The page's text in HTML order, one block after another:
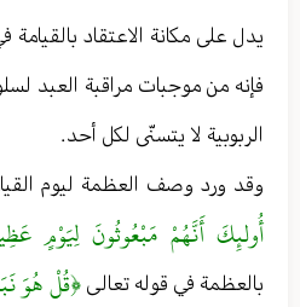
يدل على مكانة الاعتقاد بالقيامة
فإنه من موجبات مراقبة العبد
الربوبية لا يتسنّى لكل أحد .
وقد ورد وصف العظمة ليوم
أُولئِكَ أَنَّهُمْ مَبْعُوثُونَ لِيَوْمٍ
بالعظمة في قوله تعالى ﴿قُلْ هُوَ